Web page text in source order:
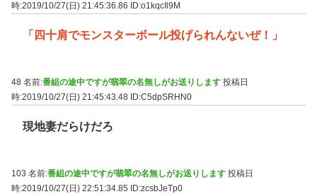
時:2019/10/27(日) 21:45:36.86
ID:o1kqcIl9M
「四十肩でモンスターボール投げられんないぜ！」
48 名前:番組の途中ですが翡翠の名無しがお送りします 投稿日
時:2019/10/27(日) 21:45:43.48 ID:C5dpSRHN0
現地妻だらけだろ
103 名前:番組の途中ですが翡翠の名無しがお送りします 投稿日
時:2019/10/27(日) 22:51:34.85 ID:zcsbJeTp0